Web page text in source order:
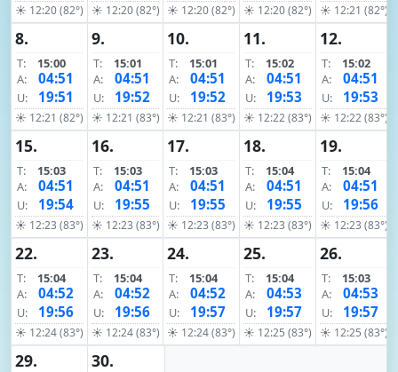
☀ 12:20 (82°) ☀ 12:20 (82°) ☀ 12:20 (82°) ☀ 12:20 (82°) ☀ 12:21 (82°)
8.
T:
15:00
A:
04:51
U: 19:51
☀ 12:21 (82°)
9.
T:
15:01
A:
04:51
U: 19:52
☀ 12:21 (83°)
10.
T:
15:01
A:
04:51
U: 19:52
☀ 12:21 (83°)
11.
T:
15:02
A:
04:51
U: 19:53
☀ 12:22 (83°)
12.
T:
15:02
A:
04:51
U: 19:53
☀ 12:22 (83°)
15.
T:
15:03
A:
04:51
U: 19:54
☀ 12:23 (83°)
16.
T:
15:03
A:
04:51
U: 19:55
☀ 12:23 (83°)
17.
T:
15:03
A:
04:51
U: 19:55
☀ 12:23 (83°)
18.
T:
15:04
A:
04:51
U: 19:55
☀ 12:23 (83°)
19.
T:
15:04
A:
04:51
U: 19:56
☀ 12:23 (83°)
22.
T:
15:04
A:
04:52
U: 19:56
☀ 12:24 (83°)
23.
T:
15:04
A:
04:52
U: 19:56
☀ 12:24 (83°)
24.
T:
15:04
A:
04:52
U: 19:57
☀ 12:24 (83°)
25.
T:
15:04
A:
04:53
U: 19:57
☀ 12:25 (83°)
26.
T:
15:03
A:
04:53
U: 19:57
☀ 12:25 (83°)
29. 30.